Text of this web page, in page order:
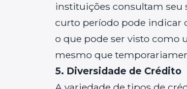
instituições consultam seu
curto período pode indicar
o que pode ser visto como
mesmo que
5. Diversidade de Crédito